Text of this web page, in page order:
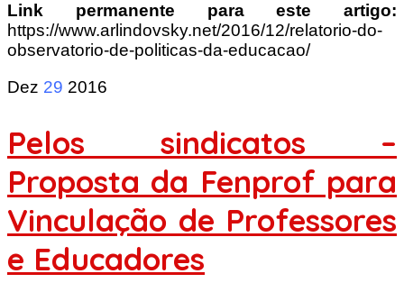
Link permanente para este artigo:
https://www.arlindovsky.net/2016/12/relatorio-do-
observatorio-de-politicas-da-educacao/
Dez 29 2016
Pelos sindicatos –
Proposta da Fenprof para
Vinculação de Professores
e Educadores